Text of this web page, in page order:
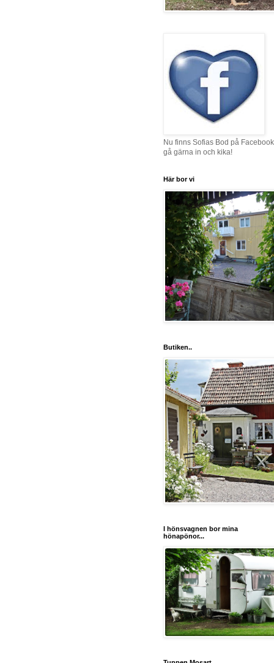
Nu finns Sofias Bod på
gå gärna in och kika!
Här bor vi
Butiken..
I hönsvagnen bor mina
hönapönor...